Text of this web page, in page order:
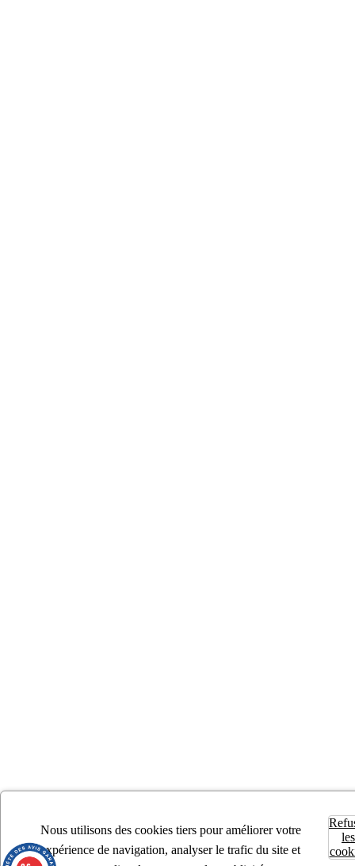
Nous utilisons des cookies tiers pour améliorer votre
expérience de navigation, analyser le trafic du site et
les